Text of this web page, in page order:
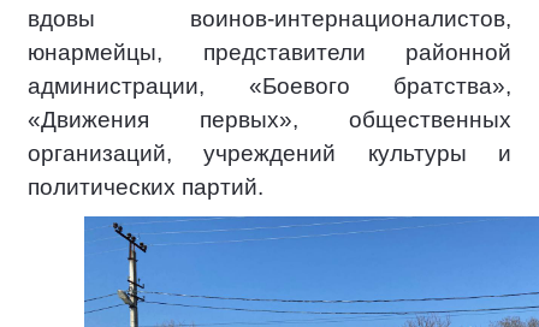
вдовы воинов-интернационалистов,
юнармейцы, представители районной
администрации, «Боевого братства»,
«Движения первых», общественных
организаций, учреждений культуры и
политических партий.